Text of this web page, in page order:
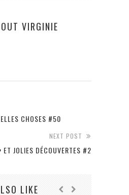
VIRGINIE
CHOSES #50
NEXT POST
JOLIES DÉCOUVERTES #2
LIKE